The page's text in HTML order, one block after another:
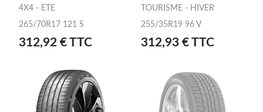
4X4 - ETE
265/70R17 121 S
312,92 € TTC
TOURISME - HIVER
255/35R19 96 V
312,93 € TTC